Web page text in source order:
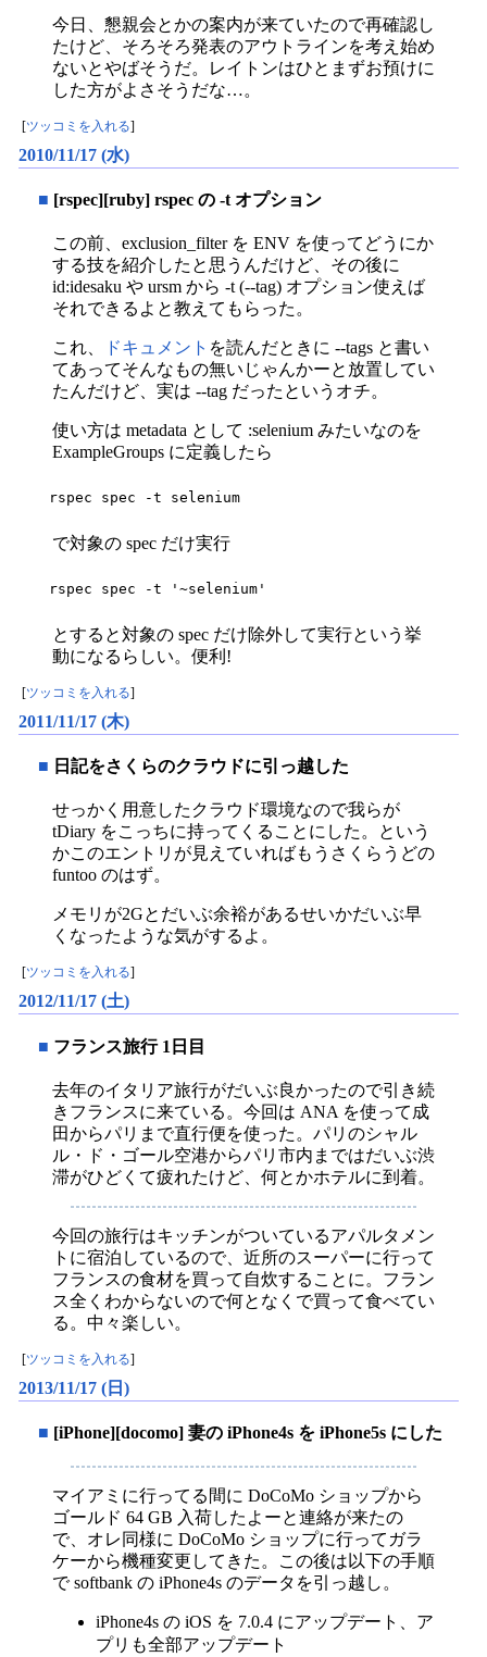
今日、懇親会とかの案内が来ていたので再確認し
たけど、そろそろ発表のアウトラインを考え始め
ないとやばそうだ。レイトンはひとまずお預けに
した方がよさそうだな…。
[ツッコミを入れる]
2010/11/17 (水)
■ [rspec][ruby] rspec の -t オプション
この前、exclusion_filter を ENV を使ってどうにか
する技を紹介したと思うんだけど、その後に
id:idesaku や ursm から -t (--tag) オプション使えば
それできるよと教えてもらった。
これ、 ドキュメント を読んだときに --tags と書い
てあってそんなもの無いじゃんかーと放置してい
たんだけど、実は --tag だったというオチ。
使い方は metadata として :selenium みたいなのを
ExampleGroups に定義したら
rspec spec -t selenium
で対象の spec だけ実行
rspec spec -t '~selenium'
とすると対象の spec だけ除外して実行という挙
動になるらしい。便利!
[ツッコミを入れる]
2011/11/17 (木)
■ 日記をさくらのクラウドに引っ越した
せっかく用意したクラウド環境なので我らが
tDiary をこっちに持ってくることにした。という
かこのエントリが見えていればもうさくらうどの
funtoo のはず。
メモリが2Gとだいぶ余裕があるせいかだいぶ早
くなったような気がするよ。
ツッコミを入れる
2012/11/17 (土)
■ フランス旅行 1日目
去年のイタリア旅行がだいぶ良かったので引き続
きフランスに来ている。今回は ANA を使って成
田からパリまで直行便を使った。パリのシャル
ル・ド・ゴール空港からパリ市内まではだいぶ渋
滞がひどくて疲れたけど、何とかホテルに到着。
今回の旅行はキッチンがついているアパルタメン
トに宿泊しているので、近所のスーパーに行って
フランスの食材を買って自炊することに。フラン
ス全くわからないので何となくで買って食べてい
る。中々楽しい。
[ツッコミを入れる]
2013/11/17 (日)
■ [iPhone][docomo] 妻の iPhone4s を iPhone5s にした
マイアミに行ってる間に DoCoMo ショップから
ゴールド 64 GB 入荷したよーと連絡が来たの
で、オレ同様に DoCoMo ショップに行ってガラ
ケーから機種変更してきた。この後は以下の手順
で softbank の iPhone4s のデータを引っ越し。
iPhone4s の iOS を 7.0.4 にアップデート、ア
プリも全部アップデート